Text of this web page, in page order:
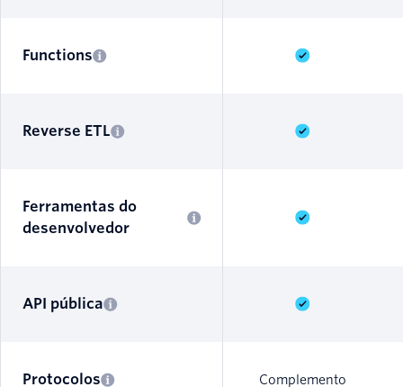
Functions
Reverse ETL
Ferramentas do
desenvolvedor
API pública
Protocolos Complemento